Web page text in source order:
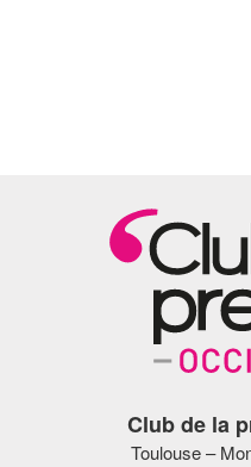
Club de la
Toulouse –